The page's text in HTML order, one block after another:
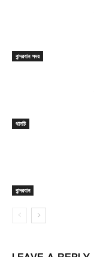
বান্দরবান সদর
থানচি
বান্দরবান